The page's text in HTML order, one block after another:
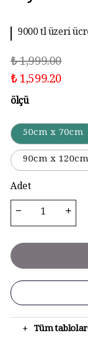
9000 tl üzeri
₺ 1,999.00
₺ 1,599.20
ölçü
50cm x 70cm
90cm x 120cm
Adet
+ Tüm